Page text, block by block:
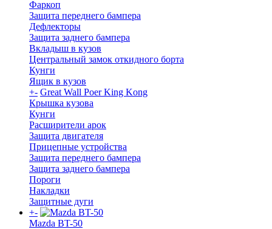
Фаркоп
Защита переднего бампера
Дефлекторы
Защита заднего бампера
Вкладыш в кузов
Центральный замок откидного борта
Кунги
Ящик в кузов
+- Great Wall Poer King Kong
Крышка кузова
Кунги
Расширители арок
Защита двигателя
Прицепные устройства
Защита переднего бампера
Защита заднего бампера
Пороги
Накладки
Защитные дуги
+-
Mazda BT-50